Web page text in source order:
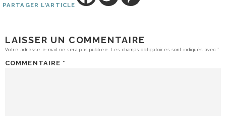
PARTAGER L'ARTICLE
LAISSER UN COMMENTAIRE
Votre adresse e-mail ne sera pas publiée. Les champs obligatoires sont indiqués avec*
COMMENTAIRE *